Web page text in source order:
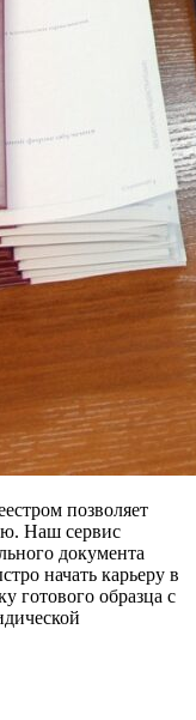
позволяет
Наш сервис
документа
начать карьеру в
готового образца с